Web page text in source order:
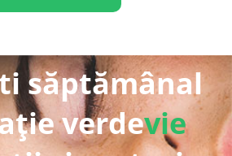
săptămânal
verdevie